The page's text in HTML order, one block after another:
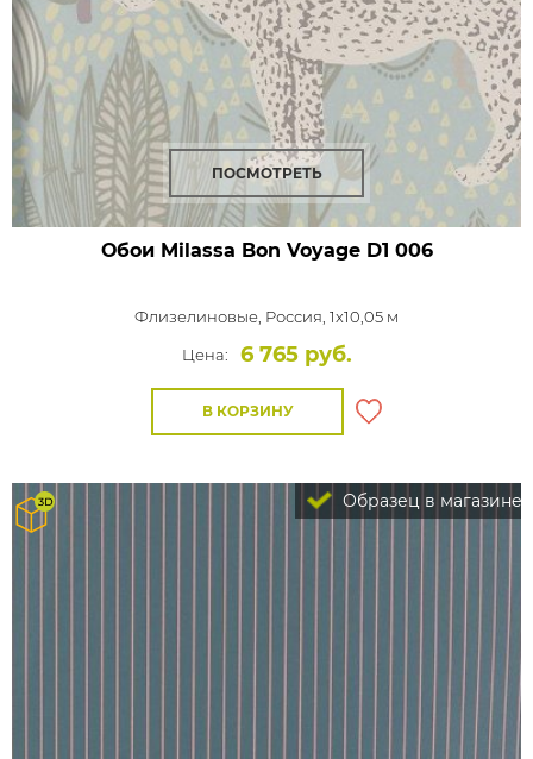
ПОСМОТРЕТЬ
Обои Milassa Bon VoyageD1 006
Флизелиновые, Россия, 1x10,05 м
Цена:
6 765 руб.
В КОРЗИНУ
Образец в магазине